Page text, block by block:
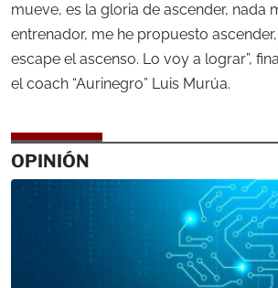
mueve, es la gloria de ascender, nada
entrenador, me he propuesto
escape el ascenso. Lo voy a lograr”,
el coach “Aurinegro” Luis Murúa.
OPINIÓN